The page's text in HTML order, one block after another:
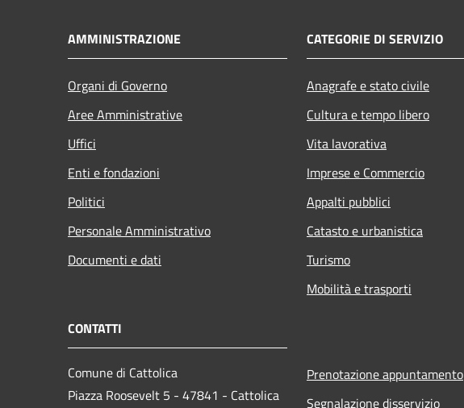
AMMINISTRAZIONE
Organi di Governo
Aree Amministrative
Uffici
Enti e fondazioni
Politici
Personale Amministrativo
Documenti e dati
CATEGORIE DI SERVIZIO
Anagrafe e stato civile
Cultura e tempo libero
Vita lavorativa
Imprese e Commercio
Appalti pubblici
Catasto e urbanistica
Turismo
Mobilità e trasporti
CONTATTI
Comune di Cattolica
Piazza Roosevelt 5 - 47841 - Cattolica
Prenotazione appuntamento
Segnalazione disservizio